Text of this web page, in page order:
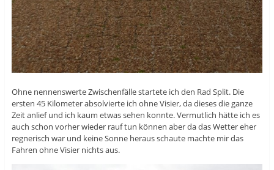
Ohne nennenswerte Zwischenfälle startete ich den Rad Split. Die
ersten 45 Kilometer absolvierte ich ohne Visier, da dieses die ganze
Zeit anlief und ich kaum etwas sehen konnte. Vermutlich hätte ich es
auch schon vorher wieder rauf tun können aber da das Wetter eher
regnerisch war und keine Sonne heraus schaute machte mir das
Fahren ohne Visier nichts aus.